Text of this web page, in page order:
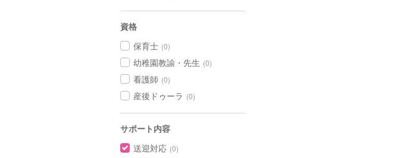
資格
保育士 (0)
幼稚園教諭・先生 (0)
看護師 (0)
産後ドゥーラ (0)
サポート内容
送迎対応 (0)